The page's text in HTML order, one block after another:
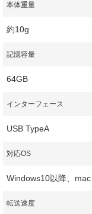
本体重量
約10g
記憶容量
64GB
インターフェース
USB TypeA
対応OS
Windows10以降、
転送速度